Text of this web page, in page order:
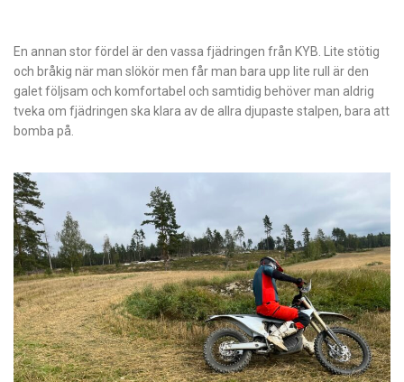
En annan stor fördel är den vassa fjädringen från KYB. Lite stötig
och bråkig när man slökör men får man bara upp lite rull är den
galet följsam och komfortabel och samtidig behöver man aldrig
tveka om fjädringen ska klara av de allra djupaste stalpen, bara att
bomba på.